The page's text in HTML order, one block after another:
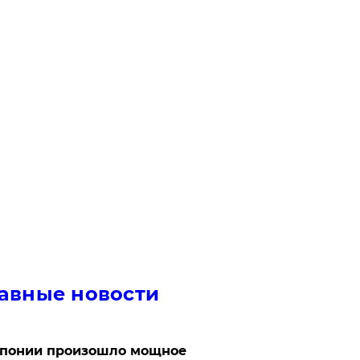
новости
произошло мощное